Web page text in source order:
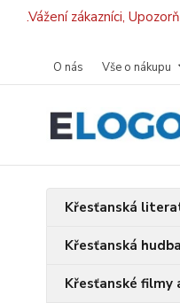
.Vážení zákazníci,
O nás Vše o nákupu
Křesťanská
Křesťanská hudba
Křesťanské filmy